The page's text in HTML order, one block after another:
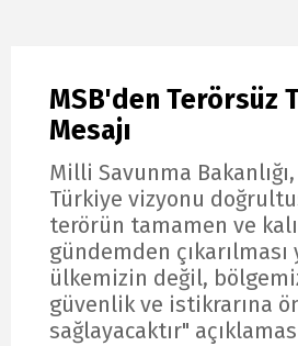
MSB'den Terörsüz
Mesajı
Milli Savunma
Türkiye vizyonu
terörün tamamen ve
gündemden çıkarılması
ülkemizin değil,
güvenlik ve istikrarına
sağlayacaktır"